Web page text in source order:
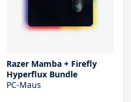
Razer Mamba + Firefly
Hyperflux Bundle
PC-Maus